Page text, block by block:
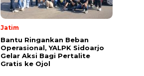
Jatim
Bantu Ringankan Beban
Operasional, YALPK Sidoarjo
Gelar Aksi Bagi Pertalite
Gratis ke Ojol